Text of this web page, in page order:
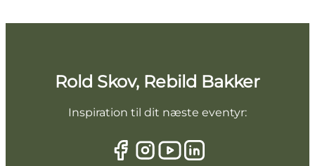
Rold Skov, Rebild Bakker
Inspiration til dit næste eventyr: